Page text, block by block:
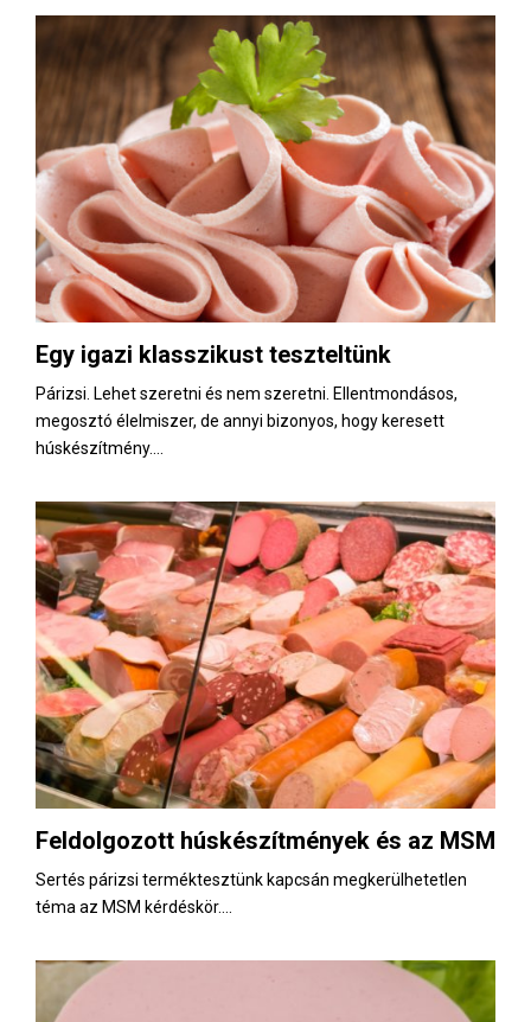
Egy igazi klasszikust teszteltünk
Párizsi. Lehet szeretni és nem szeretni. Ellentmondásos,
megosztó élelmiszer, de annyi bizonyos, hogy keresett
húskészítmény....
Feldolgozott húskészítmények és az MSM
Sertés párizsi terméktesztünk kapcsán megkerülhetetlen
téma az MSM kérdéskör....